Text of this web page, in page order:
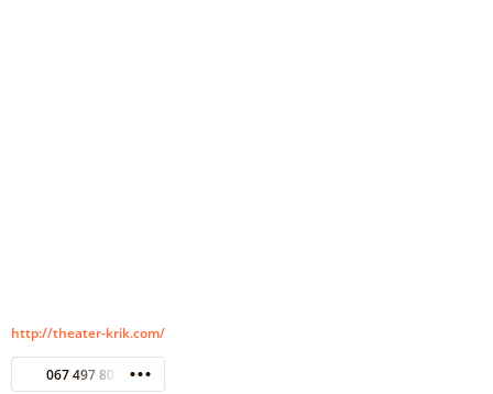
http://theater-krik.com/
067 497 8011